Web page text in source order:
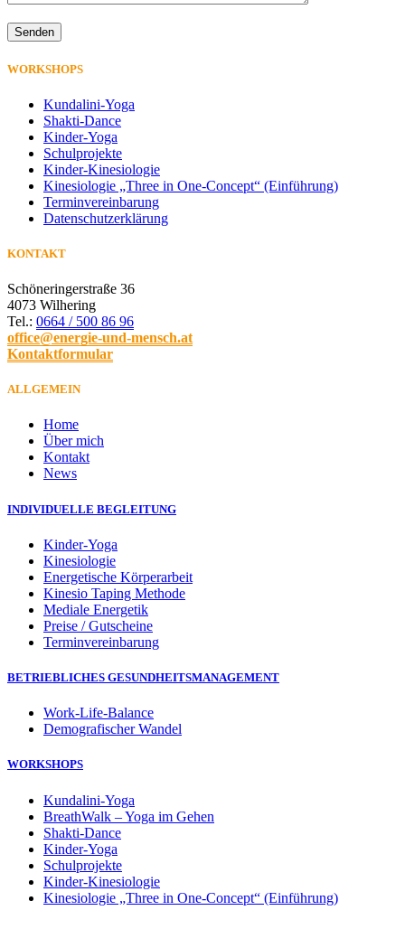
WORKSHOPS
Kundalini-Yoga
Shakti-Dance
Kinder-Yoga
Schulprojekte
Kinder-Kinesiologie
Kinesiologie „Three in One-Concept“ (Einführung)
Terminvereinbarung
Datenschutzerklärung
KONTAKT
Schöneringerstraße 36
4073 Wilhering
Tel.: 0664 / 500 86 96
office@energie-und-mensch.at
Kontaktformular
ALLGEMEIN
Home
Über mich
Kontakt
News
INDIVIDUELLE BEGLEITUNG
Kinder-Yoga
Kinesiologie
Energetische Körperarbeit
Kinesio Taping Methode
Mediale Energetik
Preise / Gutscheine
Terminvereinbarung
BETRIEBLICHES GESUNDHEITSMANAGEMENT
Work-Life-Balance
Demografischer Wandel
WORKSHOPS
Kundalini-Yoga
BreathWalk – Yoga im Gehen
Shakti-Dance
Kinder-Yoga
Schulprojekte
Kinder-Kinesiologie
Kinesiologie „Three in One-Concept“ (Einführung)